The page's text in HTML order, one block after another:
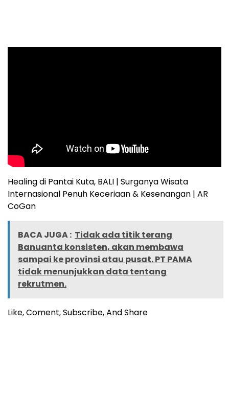
Healing di Pantai Kuta, BALI | Surganya Wisata
Internasional Penuh Keceriaan & Kesenangan | AR
CoGan
BACA JUGA : Tidak ada titik terang
Banuanta konsisten, akan membawa
sampai ke provinsi atau pusat. PT PAMA
tidak menunjukkan data tentang
rekrutmen.
Like, Coment, Subscribe, And Share